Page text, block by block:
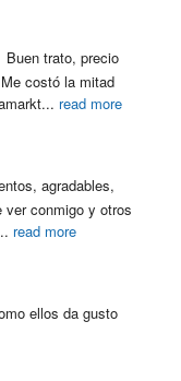
Buen trato, precio
costó la mitad
... read more
agradables,
ver conmigo y otros
read more
ellos da gusto